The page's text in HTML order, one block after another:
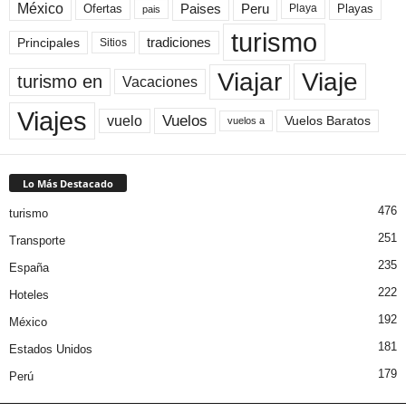
México Ofertas pais Paises Peru Playa Playas
Principales Sitios tradiciones turismo
turismo en Vacaciones Viajar Viaje
Viajes vuelo Vuelos vuelos a Vuelos Baratos
Lo Más Destacado
turismo 476
Transporte 251
España 235
Hoteles 222
México 192
Estados Unidos 181
Perú 179